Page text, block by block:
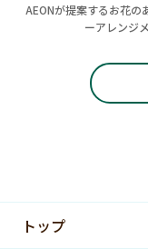
AEONが提案するお花の
ーアレンジ
トップ